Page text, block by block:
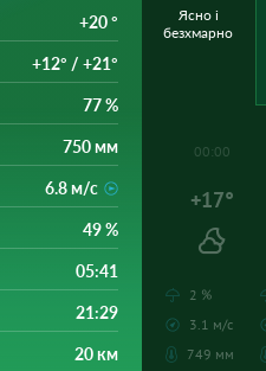
+20 °
+12° / +21°
77 %
750 мм
6.8 м/с
49 %
05:41
21:29
20 км
Ясно і
безхмарно
00:00
+17°
2 %
3.1 м/с
749 мм